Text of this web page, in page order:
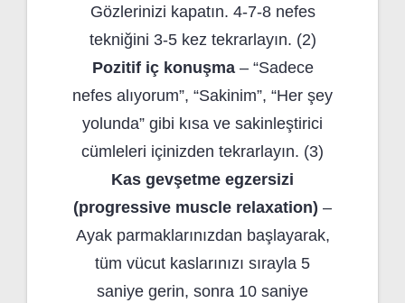
Gözlerinizi kapatın. 4-7-8 nefes
tekniğini 3-5 kez tekrarlayın. (2)
Pozitif iç konuşma– “Sadece
nefes alıyorum”, “Sakinim”, “Her şey
yolunda” gibi kısa ve sakinleştirici
cümleleri içinizden tekrarlayın. (3)
Kas gevşetme egzersizi
(progressive muscle relaxation) –
Ayak parmaklarınızdan başlayarak,
tüm vücut kaslarınızı sırayla 5
saniye gerin, sonra 10 saniye